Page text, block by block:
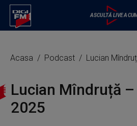
Acasa Podcast Lucian
Lucian Mîndruță
2025